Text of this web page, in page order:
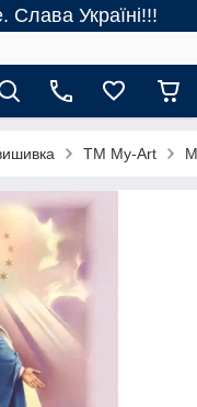
Україні!!!
ТМ My-Art